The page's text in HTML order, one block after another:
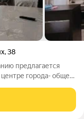
,38
предлагается
города- общей
капитальный